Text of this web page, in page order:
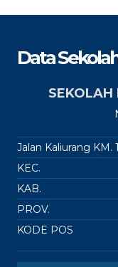
Data
SEKOLAH
Jalan Kaliurang KM.
KEC.
KAB.
PROV.
KODE POS